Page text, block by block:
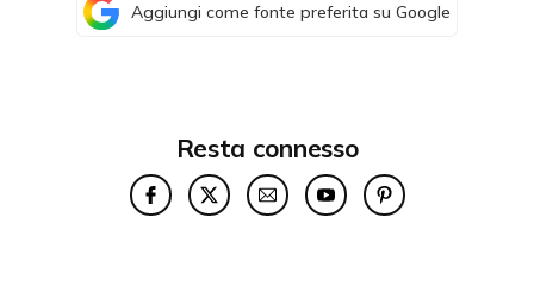
Aggiungi come fonte preferita su Google
Resta connesso